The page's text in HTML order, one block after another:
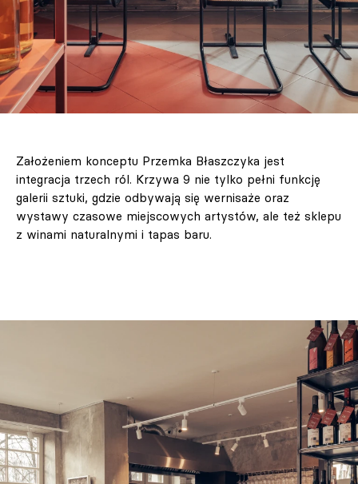
Założeniem konceptu Przemka Błaszczyka jest
integracja trzech ról. Krzywa 9 nie tylko pełni funkcję
galerii sztuki, gdzie odbywają się wernisaże oraz
wystawy czasowe miejscowych artystów, ale też sklepu
z winami naturalnymi i tapas baru.